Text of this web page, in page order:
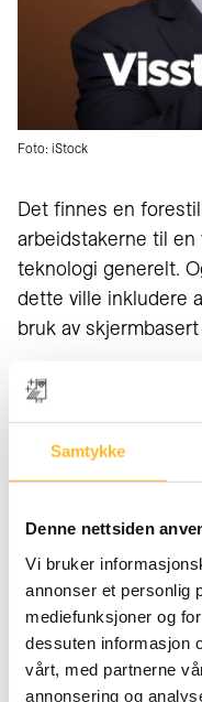
Samtykke
Denne nettsiden
Vi bruker
annonser et personlig
mediefunksjoner og
dessuten informasjon
vårt, med partnerne
annonsering og
Foto: iStock
Det finnes en
arbeidstakerne til en
teknologi generelt.
dette ville inkludere
bruk av
Men de eldre
overgangen til nye
Jo eldre
alderspensjonering.
arbeidslivet, er
gjennom mange
viktig for dem. Og
rokke ved deres